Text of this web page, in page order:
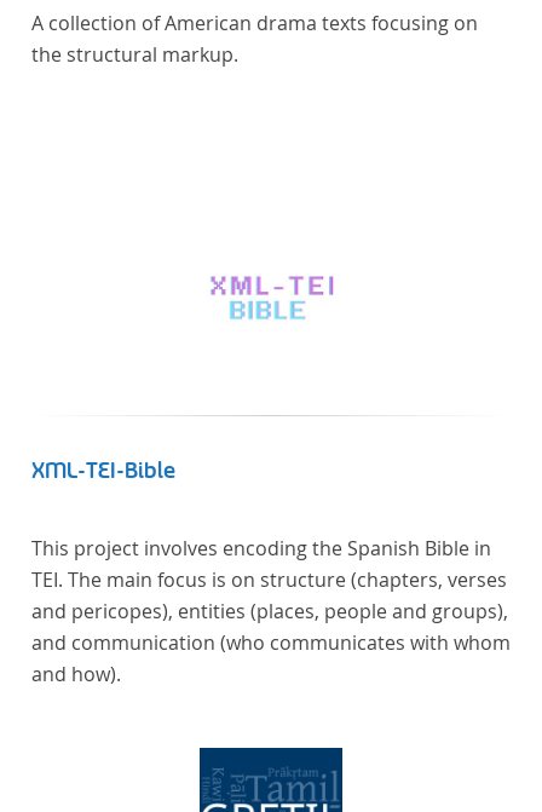
A collection of American drama texts focusing on
the structural markup.
XML-TEI-Bible
This project involves encoding the Spanish Bible in
TEI. The main focus is on structure (chapters, verses
and pericopes), entities (places, people and groups),
and communication (who communicates with whom
and how).